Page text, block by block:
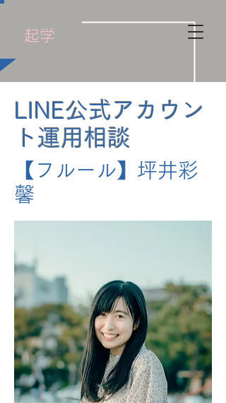
​起学
LINE公式アカウン
ト運用相談
【フルール】坪井彩
馨